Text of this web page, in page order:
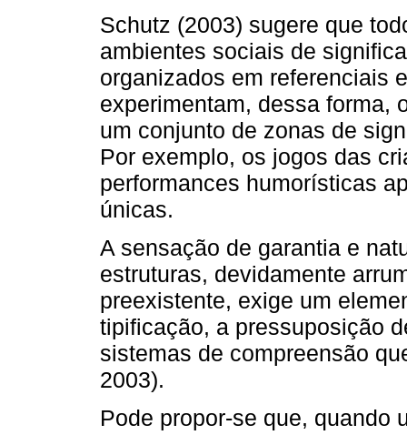
Schutz (2003) sugere que
ambientes sociais de
organizados em referenciais
experimentam, dessa forma,
um conjunto de zonas de
Por exemplo, os jogos das
performances humorísticas
únicas.
A sensação de garantia e
estruturas, devidamente
preexistente, exige um
tipificação, a pressuposição
sistemas de compreensão
2003).
Pode propor-se que, quando